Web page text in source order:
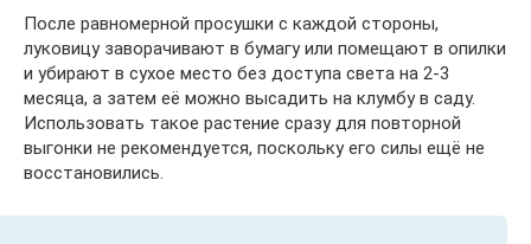
После равномерной просушки с каждой стороны,
луковицу заворачивают в бумагу или помещают в опилки
и убирают в сухое место без доступа света на 2-3
месяца, а затем её можно высадить на клумбу в саду.
Использовать такое растение сразу для повторной
выгонки не рекомендуется, поскольку его силы ещё не
восстановились.